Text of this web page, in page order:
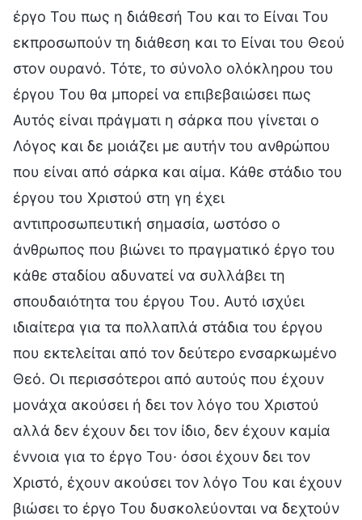
έργο Του πως η διάθεσή Του και το Είναι Του
εκπροσωπούν τη διάθεση και το Είναι του Θεού
στον ουρανό. Τότε, το σύνολο ολόκληρου του
έργου Του θα μπορεί να επιβεβαιώσει πως
Αυτός είναι πράγματι η σάρκα που γίνεται ο
Λόγος και δε μοιάζει με αυτήν του ανθρώπου
που είναι από σάρκα και αίμα. Κάθε στάδιο του
έργου του Χριστού στη γη έχει
αντιπροσωπευτική σημασία, ωστόσο ο
άνθρωπος που βιώνει το πραγματικό έργο του
κάθε σταδίου αδυνατεί να συλλάβει τη
σπουδαιότητα του έργου Του. Αυτό ισχύει
ιδιαίτερα για τα πολλαπλά στάδια του έργου
που εκτελείται από τον δεύτερο ενσαρκωμένο
Θεό. Οι περισσότεροι από αυτούς που έχουν
μονάχα ακούσει ή δει τον λόγο του Χριστού
αλλά δεν έχουν δει τον ίδιο, δεν έχουν καμία
έννοια για το έργο Του· όσοι έχουν δει τον
Χριστό, έχουν ακούσει τον λόγο Του και έχουν
βιώσει το έργο Του δυσκολεύονται να δεχτούν